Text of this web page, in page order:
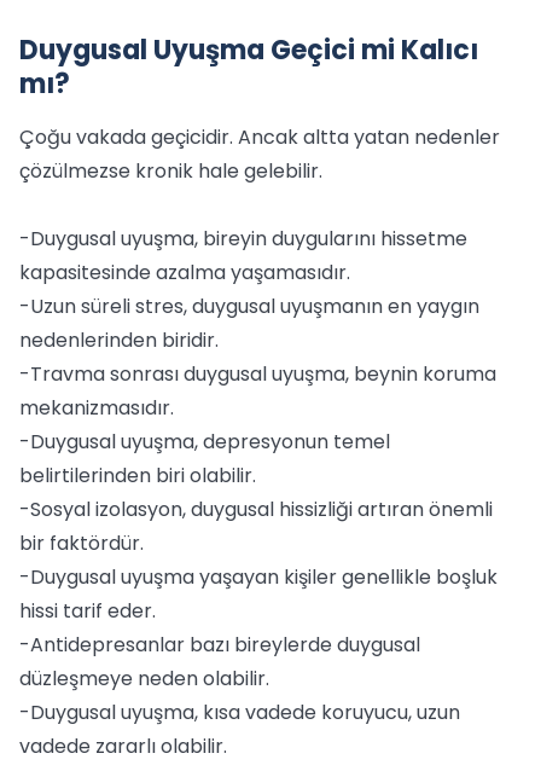
Duygusal Uyuşma Geçici mi Kalıcı
mı?
Çoğu vakada geçicidir. Ancak altta yatan nedenler
çözülmezse kronik hale gelebilir.
-Duygusal uyuşma, bireyin duygularını hissetme
kapasitesinde azalma yaşamasıdır.
-Uzun süreli stres, duygusal uyuşmanın en yaygın
nedenlerinden biridir.
-Travma sonrası duygusal uyuşma, beynin koruma
mekanizmasıdır.
-Duygusal uyuşma, depresyonun temel
belirtilerinden biri olabilir.
-Sosyal izolasyon, duygusal hissizliği artıran önemli
bir faktördür.
-Duygusal uyuşma yaşayan kişiler genellikle boşluk
hissi tarif eder.
-Antidepresanlar bazı bireylerde duygusal
düzleşmeye neden olabilir.
-Duygusal uyuşma, kısa vadede koruyucu, uzun
vadede zararlı olabilir.